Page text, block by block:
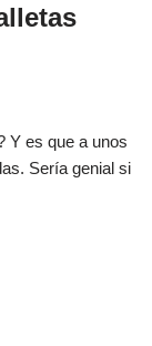
Y es que a unos
Sería genial si